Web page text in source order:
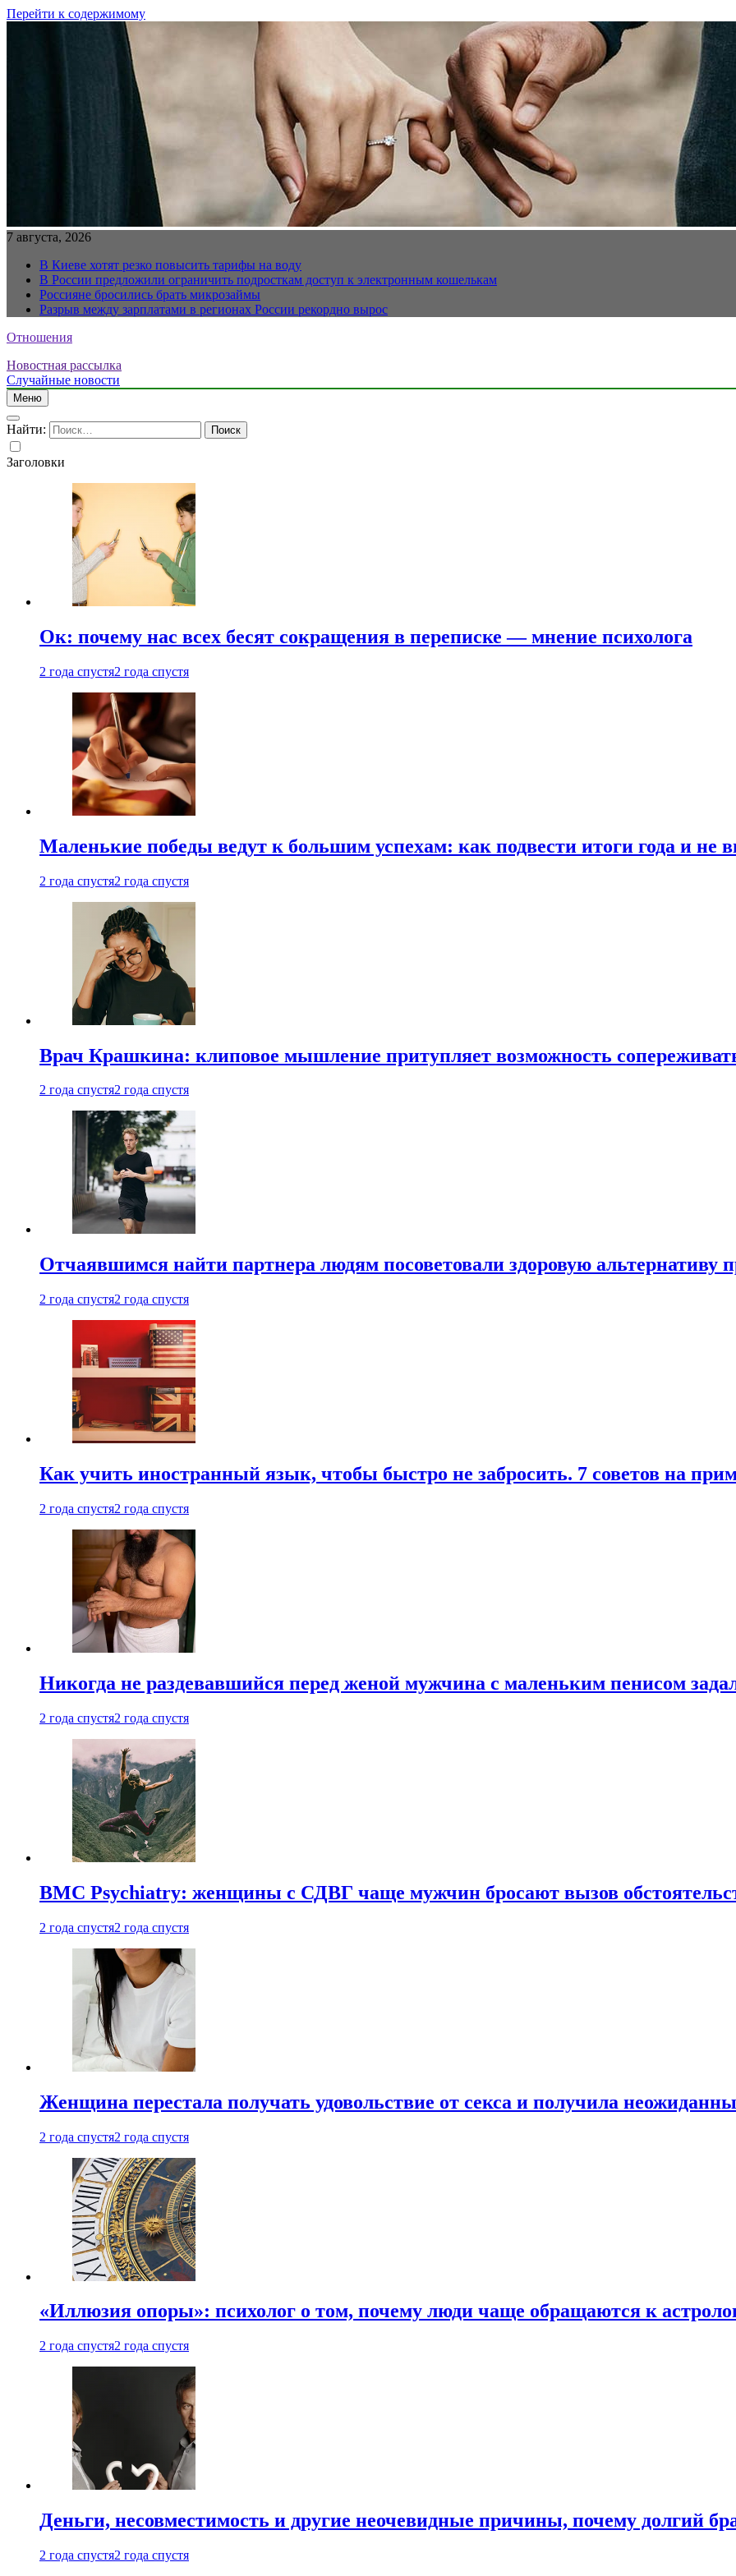
Перейти к содержимому
7 августа, 2026
В Киеве хотят резко повысить тарифы на воду
В России предложили ограничить подросткам доступ к электронным кошелькам
Россияне бросились брать микрозаймы
Разрыв между зарплатами в регионах России рекордно вырос
Отношения
Новостная рассылка
Случайные новости
Меню
Найти:
Заголовки
Ок: почему нас всех бесят сокращения в переписке — мнение психолога
2 года спустя2 года спустя
Маленькие победы ведут к большим успехам: как подвести итоги года и не
2 года спустя2 года спустя
Врач Крашкина: клиповое мышление притупляет возможность
2 года спустя2 года спустя
Отчаявшимся найти партнера людям посоветовали здоровую альтернативу
2 года спустя2 года спустя
Как учить иностранный язык, чтобы быстро не забросить. 7 советов на
2 года спустя2 года спустя
Никогда не раздевавшийся перед женой мужчина с маленьким пенисом
2 года спустя2 года спустя
BMC Psychiatry: женщины с СДВГ чаще мужчин бросают вызов
2 года спустя2 года спустя
Женщина перестала получать удовольствие от секса и получила
2 года спустя2 года спустя
«Иллюзия опоры»: психолог о том, почему люди чаще обращаются к
2 года спустя2 года спустя
Деньги, несовместимость и другие неочевидные причины, почему долгий
2 года спустя2 года спустя